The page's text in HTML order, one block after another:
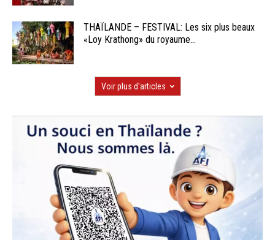
THAÏLANDE – FESTIVAL: Les six plus beaux
«Loy Krathong» du royaume...
Voir plus d'articles